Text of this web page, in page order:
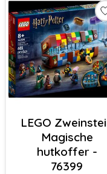
LEGO
Magische
hutkoffer -
76399